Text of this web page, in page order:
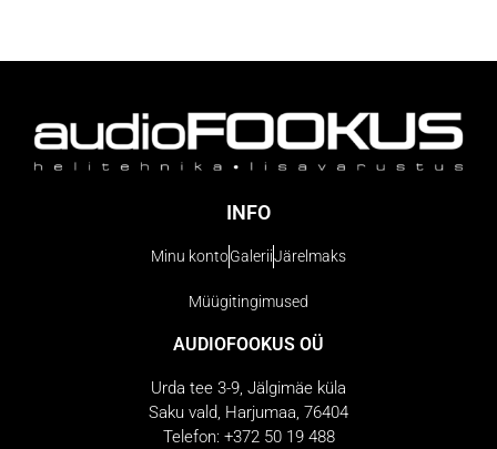
INFO
Minu kontoGaleriiJärelmaks
Müügitingimused
AUDIOFOOKUS OÜ
Urda tee 3-9, Jälgimäe küla
Saku vald, Harjumaa, 76404
Telefon: +372 50 19 488